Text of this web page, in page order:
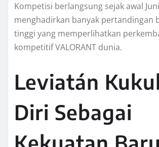
Kompetisi berlangsung sejak awal
menghadirkan banyak pertandingan
tinggi yang memperlihatkan
kompetitif VALORANT dunia.
Leviatán
Diri Sebagai